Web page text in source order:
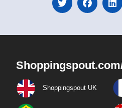
Shoppingspout UK